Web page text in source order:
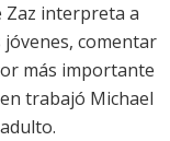
Zaz interpreta a
jóvenes, comentar
más importante
trabajó Michael